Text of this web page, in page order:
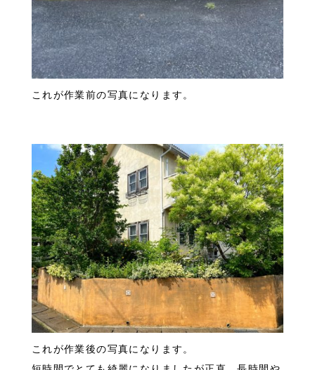
これが作業前の写真になります。
これが作業後の写真になります。